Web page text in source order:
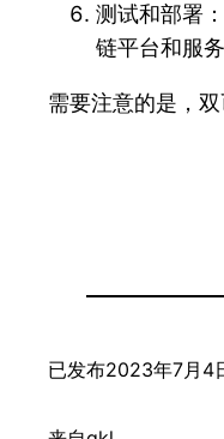
测试和部署
链平台和服
需要注意的是，
已发布2023年7月4